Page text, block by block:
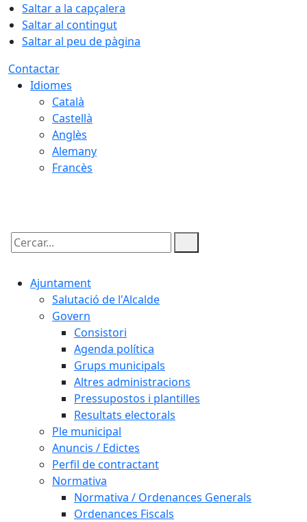
Saltar a la capçalera
Saltar al contingut
Saltar al peu de pàgina
Contactar
Idiomes
Català
Castellà
Anglès
Alemany
Francès
Cercar:
Ajuntament
Salutació de l'Alcalde
Govern
Consistori
Agenda política
Grups municipals
Altres administracions
Pressupostos i plantilles
Resultats electorals
Ple municipal
Anuncis / Edictes
Perfil de contractant
Normativa
Normativa / Ordenances Generals
Ordenances Fiscals